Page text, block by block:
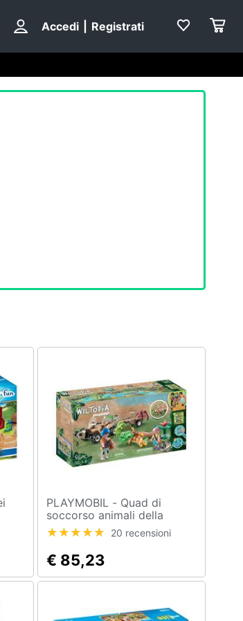
Accedi Registrati
PLAYMOBIL - Quad di
soccorso animali della
Amazzonia
20 recensioni
€ 85,23